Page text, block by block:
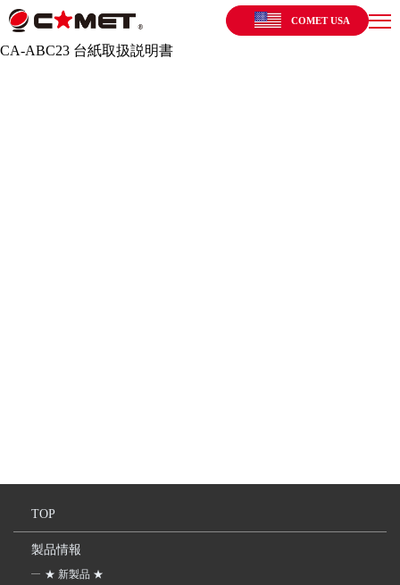
COMET USA
CA-ABC23 台紙取扱説明書
TOP
製品情報
★ 新製品 ★